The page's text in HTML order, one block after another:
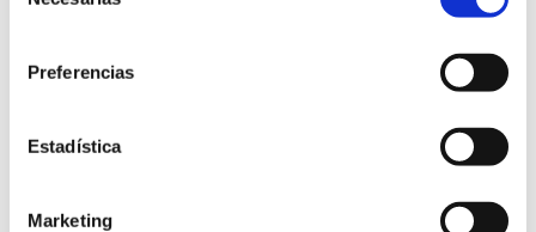
Preferencias
Estadística
Marketing
Mueble tv madera maciza abeto natural suomi 235cm.